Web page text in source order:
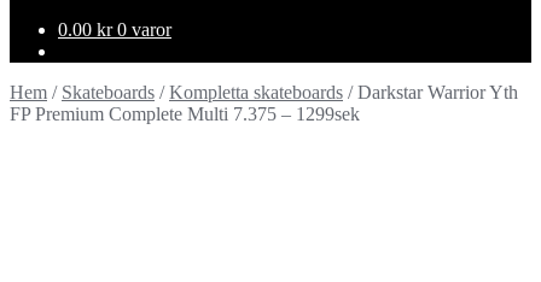
0.00 kr 0 varor
Hem / Skateboards /Kompletta skateboards /Darkstar Warrior Yth
FP Premium Complete Multi 7.375 – 1299sek